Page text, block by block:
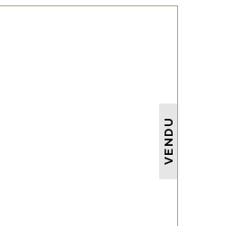
VENDU